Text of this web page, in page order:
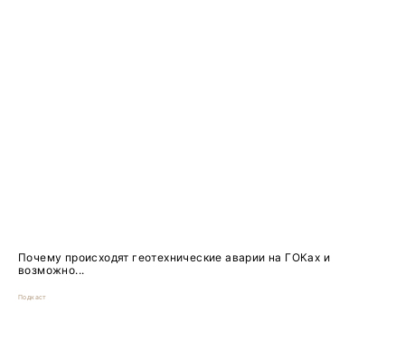
Почему происходят геотехнические аварии на ГОКах и
возможно...
Подкаст